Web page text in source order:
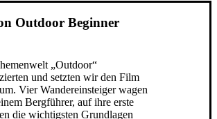
Outdoor Beginner
„Outdoor“
und setzten wir den Film
Vier Wandereinsteiger wagen
Bergführer, auf ihre erste
die wichtigsten Grundlagen